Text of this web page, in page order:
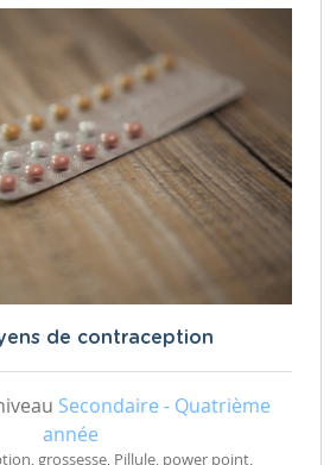
de contraception
Secondaire - Quatrième
année
grossesse, Pillule, power point,